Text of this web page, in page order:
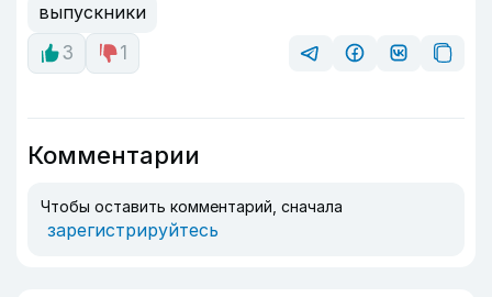
выпускники
3
1
Комментарии
Чтобы оставить комментарий, сначала
зарегистрируйтесь